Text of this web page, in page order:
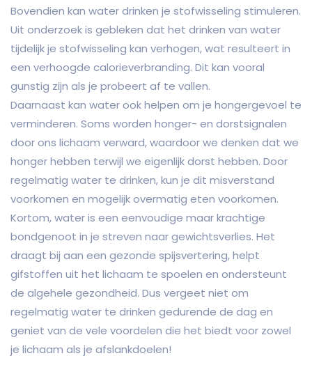
Bovendien kan water drinken je stofwisseling stimuleren.
Uit onderzoek is gebleken dat het drinken van water
tijdelijk je stofwisseling kan verhogen, wat resulteert in
een verhoogde calorieverbranding. Dit kan vooral
gunstig zijn als je probeert af te vallen.
Daarnaast kan water ook helpen om je hongergevoel te
verminderen. Soms worden honger- en dorstsignalen
door ons lichaam verward, waardoor we denken dat we
honger hebben terwijl we eigenlijk dorst hebben. Door
regelmatig water te drinken, kun je dit misverstand
voorkomen en mogelijk overmatig eten voorkomen.
Kortom, water is een eenvoudige maar krachtige
bondgenoot in je streven naar gewichtsverlies. Het
draagt bij aan een gezonde spijsvertering, helpt
gifstoffen uit het lichaam te spoelen en ondersteunt
de algehele gezondheid. Dus vergeet niet om
regelmatig water te drinken gedurende de dag en
geniet van de vele voordelen die het biedt voor zowel
je lichaam als je afslankdoelen!